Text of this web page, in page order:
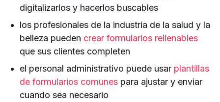
digitalizarlos y hacerlos buscables
los profesionales de la industria de la salud y la
belleza pueden crear formularios rellenables
que sus clientes completen
el personal administrativo puede usar plantillas
de formularios comunes para ajustar y enviar
cuando sea necesario